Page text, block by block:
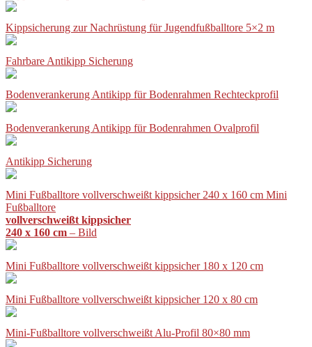
Kippsicherung zur Nachrüstung für Jugendfußballtore 5×2 m
Fahrbare Antikipp Sicherung
Bodenverankerung Antikipp für Bodenrahmen Rechteckprofil
Bodenverankerung Antikipp für Bodenrahmen Ovalprofil
Antikipp Sicherung
Mini Fußballtore vollverschweißt kippsicher 240 x 160 cm Mini
Fußballtore
vollverschweißt kippsicher
240 x 160 cm – Bild
Mini Fußballtore vollverschweißt kippsicher 180 x 120 cm
Mini Fußballtore vollverschweißt kippsicher 120 x 80 cm
Mini-Fußballtore vollverschweißt Alu-Profil 80×80 mm